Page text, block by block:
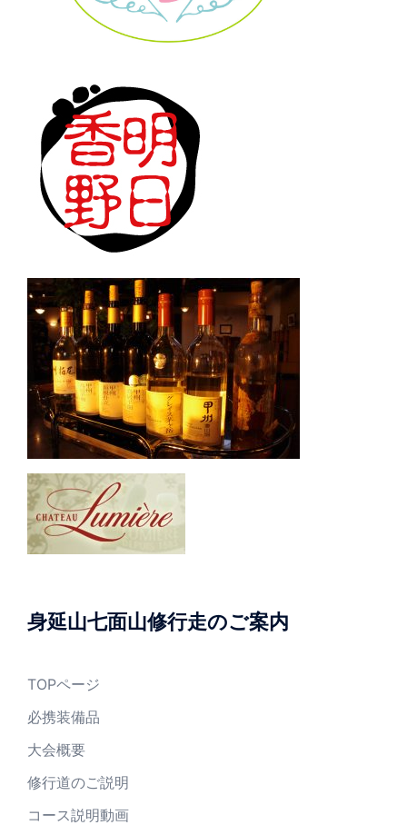
身延山七面山修行走のご案内
TOPページ
必携装備品
大会概要
修行道のご説明
コース説明動画